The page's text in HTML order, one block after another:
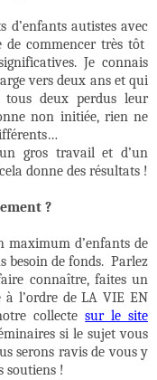
d’enfants autistes avec
commencer très tôt
Je connais
vers deux ans et qui
deux perdus leur
non initiée, rien ne
gros travail et d’un
donne des résultats !
?
maximum d’enfants de
besoin de fonds. Parlez
connaître, faites un
l’ordre de LA VIE EN
collectesur le site
si le sujet vous
serons ravis de vous y
soutiens !